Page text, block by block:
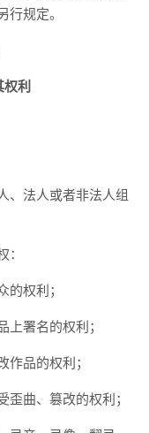
规定。
利
、法人或者非法人组
的权利；
上署名的权利；
作品的权利；
歪曲、篡改的权利；